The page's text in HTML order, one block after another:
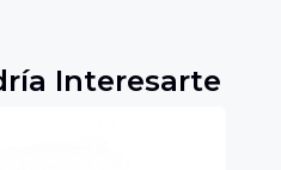
Interesarte